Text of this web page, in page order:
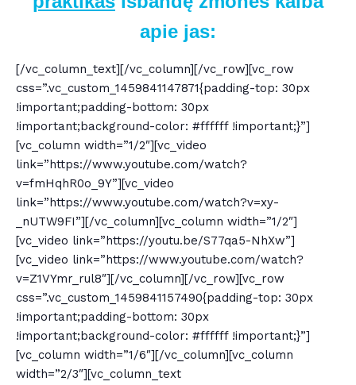
apie jas:
[/vc_column_text][/vc_column][/vc_row][vc_row
css=”.vc_custom_1459841147871{padding-top: 30px
!important;padding-bottom: 30px
!important;background-color: #ffffff !important;}”]
[vc_column width=”1/2″][vc_video
link=”https://www.youtube.com/watch?
v=fmHqhR0o_9Y”][vc_video
link=”https://www.youtube.com/watch?v=xy-
_nUTW9FI”][/vc_column][vc_column width=”1/2″]
[vc_video link=”https://youtu.be/S77qa5-NhXw”]
[vc_video link=”https://www.youtube.com/watch?
v=Z1VYmr_rul8″][/vc_column][/vc_row][vc_row
css=”.vc_custom_1459841157490{padding-top: 30px
!important;padding-bottom: 30px
!important;background-color: #ffffff !important;}”]
[vc_column width=”1/6″][/vc_column][vc_column
width=”2/3″][vc_column_text